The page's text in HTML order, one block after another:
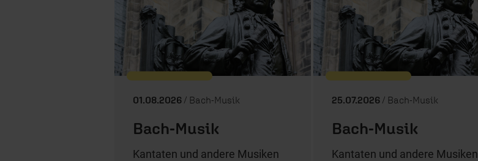
01.08.2026 / Bach-Musik
Bach-Musik
Kantaten und andere Musiken
25.07.2026 / Bach-Musik
Bach-Musik
Kantaten und andere Musiken